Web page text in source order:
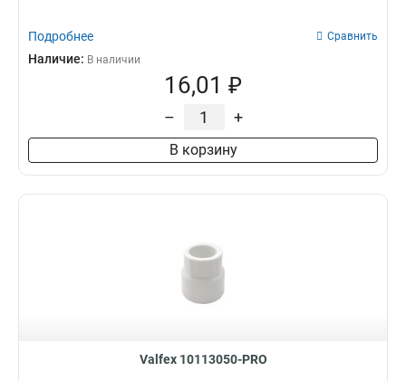
Подробнее Сравнить
Наличие: В наличии
16,01 ₽
– +
В корзину
Valfex 10113050-PRO